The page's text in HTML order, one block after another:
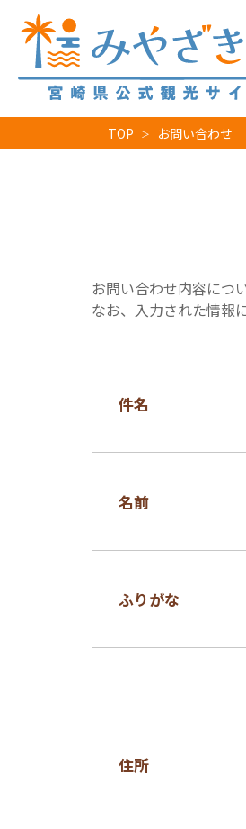
TOP お問い合わせ
お問い合わせ内容につ
なお、入力された情報
件名
名前
ふりがな
住所